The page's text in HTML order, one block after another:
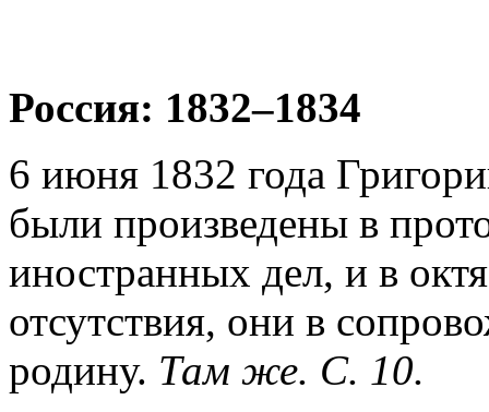
Россия: 1832–1834
6 июня 1832 года
были произведены в
иностранных дел, и в
отсутствия, они в
родину. Там же. С. 10.